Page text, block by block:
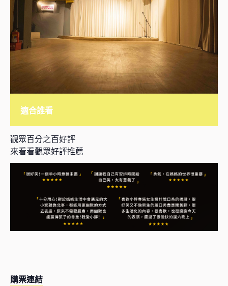
適合誰看
觀眾百分之百好評
來看看觀眾好評推薦
購票連結